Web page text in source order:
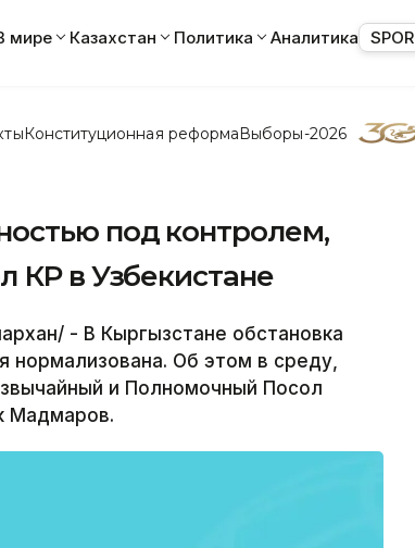
мире Казахстан Политика Аналитика
Конституционная реформаВыборы-2026
под контролем,
КР в Узбекистане
- В Кыргызстане обстановка
нормализована. Об этом в среду,
и Полномочный Посол
Мадмаров.